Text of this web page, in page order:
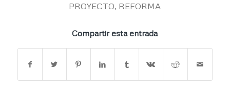
PROYECTO, REFORMA
Compartir esta entrada